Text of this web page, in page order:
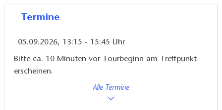
Potsdam: das sowjetische Staatsoberhaupt Josef
britische Premier Winston Churchill. Die Konferenz
warein Endpunkt des Zweiten Weltkrieges
aber gleichzeitig auch ein Startpunkt des Kalten
Termine
05.09.2026, 13:15 - 15:45 Uhr
Bitte ca. 10 Minuten vor Tourbeginn am Treffpunkt
erscheinen.
Alle Termine